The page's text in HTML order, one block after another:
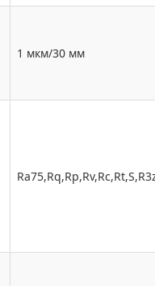
1 мкм/30 мм